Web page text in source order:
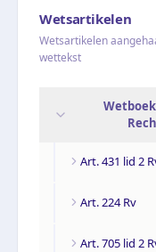
Wetsartikelen
Wetsartikelen
wettekst
Art. 431 lid 2
Art. 224 Rv
Art. 705 lid 2